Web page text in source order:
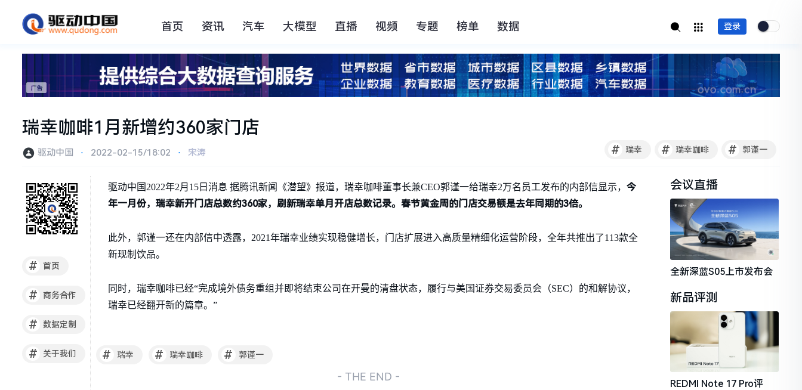
首页 资讯 汽车 大模型 直播 视频 专题 榜单 数据 登录
瑞幸咖啡1月新增约360家门店
# 瑞幸 # 瑞幸咖啡 # 郭谨一
驱动中国 ⋅ 2022-02-15/18:02 ⋅ 宋涛
# 首页
# 商务合作
# 数据定制
# 关于我们
驱动中国2022年2月15日消息 据腾讯新闻《潜望》报道，瑞幸咖啡董事长兼CEO郭谨一给瑞幸2万名员工发布的内部信显示， 今
年一月份，瑞幸新开门店总数约360家，刷新瑞幸单月开店总数记录。春节黄金周的门店交易额是去年同期的3倍。
此外，郭谨一还在内部信中透露，2021年瑞幸业绩实现稳健增长，门店扩展进入高质量精细化运营阶段，全年共推出了113款全
新现制饮品。
同时，瑞幸咖啡已经“完成境外债务重组并即将结束公司在开曼的清盘状态，履行与美国证券交易委员会（SEC）的和解协议，
瑞幸已经翻开新的篇章。”
# 瑞幸 # 瑞幸咖啡 # 郭谨一
- THE END -
会议直播
全新深蓝S05上市发布会
新品评测
REDMI Note 17 Pro评